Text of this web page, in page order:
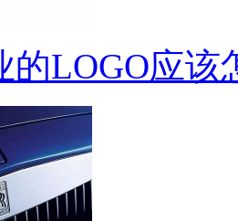
的LOGO应该